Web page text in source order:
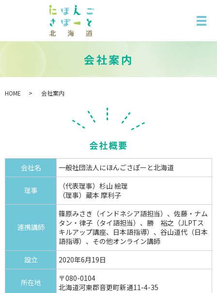
会社案内
HOME 会社案内
会社概要
会社名 一般社団法人にほんごさぽーと北海道
理事
（代表理事）杉山 絵理
（理事）蔵本 摩利子
連携講師
篠原みさき（インドネシア語担当）、佐藤・ナム
タン・律子（タイ語担当）、勝 裕之（JLPTス
キルアップ講座、日本語指導）、谷山道代（日本
語指導）、その他オンライン講師
設立
2020年6月19日
所在地
〒080-0104
北海道河東郡音更町新通11-4-35